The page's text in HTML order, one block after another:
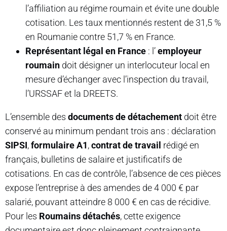
l’affiliation au régime roumain et évite une double
cotisation. Les taux mentionnés restent de 31,5 %
en Roumanie contre 51,7 % en France.
Représentant légal en France : l’employeur
roumain doit désigner un interlocuteur local en
mesure d’échanger avec l’inspection du travail,
l’URSSAF et la DREETS.
L’ensemble des documents de détachement doit être
conservé au minimum pendant trois ans : déclaration
SIPSI,formulaire A1,contrat de travail rédigé en
français, bulletins de salaire et justificatifs de
cotisations. En cas de contrôle, l’absence de ces pièces
expose l’entreprise à des amendes de 4 000 € par
salarié, pouvant atteindre 8 000 € en cas de récidive.
Pour les Roumains détachés, cette exigence